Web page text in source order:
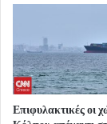
Επιφυλακτικές οι